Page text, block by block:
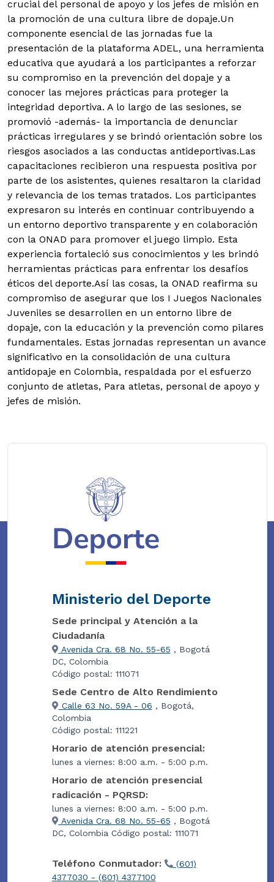
crucial del personal de apoyo y los jefes de misión en
la promoción de una cultura libre de dopaje.Un
componente esencial de las jornadas fue la
presentación de la plataforma ADEL, una herramienta
educativa que ayudará a los participantes a reforzar
su compromiso en la prevención del dopaje y a
conocer las mejores prácticas para proteger la
integridad deportiva. A lo largo de las sesiones, se
promovió -además- la importancia de denunciar
prácticas irregulares y se brindó orientación sobre los
riesgos asociados a las conductas antideportivas.Las
capacitaciones recibieron una respuesta positiva por
parte de los asistentes, quienes resaltaron la claridad
y relevancia de los temas tratados. Los participantes
expresaron su interés en continuar contribuyendo a
un entorno deportivo transparente y en colaboración
con la ONAD para promover el juego limpio. Esta
experiencia fortaleció sus conocimientos y les brindó
herramientas prácticas para enfrentar los desafíos
éticos del deporte.Así las cosas, la ONAD reafirma su
compromiso de asegurar que los I Juegos Nacionales
Juveniles se desarrollen en un entorno libre de
dopaje, con la educación y la prevención como pilares
fundamentales. Estas jornadas representan un avance
significativo en la consolidación de una cultura
antidopaje en Colombia, respaldada por el esfuerzo
conjunto de atletas, Para atletas, personal de apoyo y
jefes de misión.
Ministerio del Deporte
Sede principal y Atención a la
Ciudadanía
Avenida Cra. 68 No. 55-65 , Bogotá
DC, Colombia
Código postal: 111071
Sede Centro de Alto Rendimiento
Calle 63 No. 59A - 06 , Bogotá,
Colombia
Código postal: 111221
Horario de atención presencial:
lunes a viernes: 8:00 a.m. - 5:00 p.m.
Horario de atención presencial
radicación - PQRSD:
lunes a viernes: 8:00 a.m. - 5:00 p.m.
Avenida Cra. 68 No. 55-65 , Bogotá
DC, Colombia Código postal: 111071
Teléfono Conmutador:
(601)
4377030 - (601) 4377100